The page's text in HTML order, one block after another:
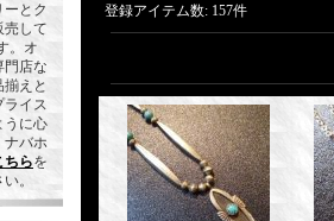
とク
売して
。オ
門店な
えと
ライス
うに心
ナバホ
ちらを
。
登録アイテム数: 157件